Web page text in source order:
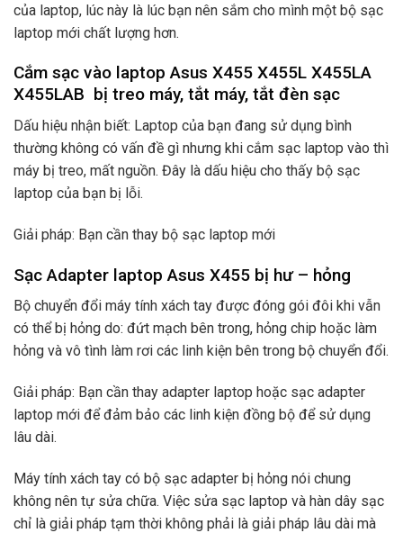
của laptop, lúc này là lúc bạn nên sắm cho mình một bộ sạc
laptop mới chất lượng hơn.
Cắm sạc vào laptop Asus X455 X455L X455LA
X455LAB bị treo máy, tắt máy, tắt đèn sạc
Dấu hiệu nhận biết: Laptop của bạn đang sử dụng bình
thường không có vấn đề gì nhưng khi cắm sạc laptop vào thì
máy bị treo, mất nguồn. Đây là dấu hiệu cho thấy bộ sạc
laptop của bạn bị lỗi.
Giải pháp: Bạn cần thay bộ sạc laptop mới
Sạc Adapter laptop Asus X455 bị hư – hỏng
Bộ chuyển đổi máy tính xách tay được đóng gói đôi khi vẫn
có thể bị hỏng do: đứt mạch bên trong, hỏng chip hoặc làm
hỏng và vô tình làm rơi các linh kiện bên trong bộ chuyển đổi.
Giải pháp: Bạn cần thay adapter laptop hoặc sạc adapter
laptop mới để đảm bảo các linh kiện đồng bộ để sử dụng
lâu dài.
Máy tính xách tay có bộ sạc adapter bị hỏng nói chung
không nên tự sửa chữa. Việc sửa sạc laptop và hàn dây sạc
chỉ là giải pháp tạm thời không phải là giải pháp lâu dài mà